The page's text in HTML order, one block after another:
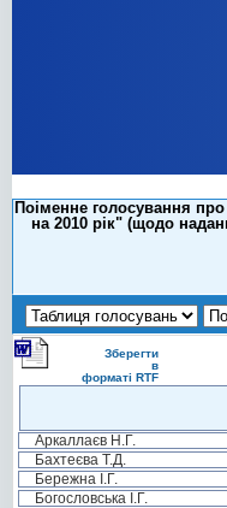
Поіменне голосування
на 2010 рік" (щодо
Зберегти
в
форматі RTF
Аркаллаєв Н.Г.
Бахтеєва Т.Д.
Бережна І.Г.
Богословська І.Г.